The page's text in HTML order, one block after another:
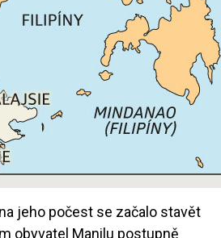
jeho počest se začalo stavět
obyvatel Manilu postupně